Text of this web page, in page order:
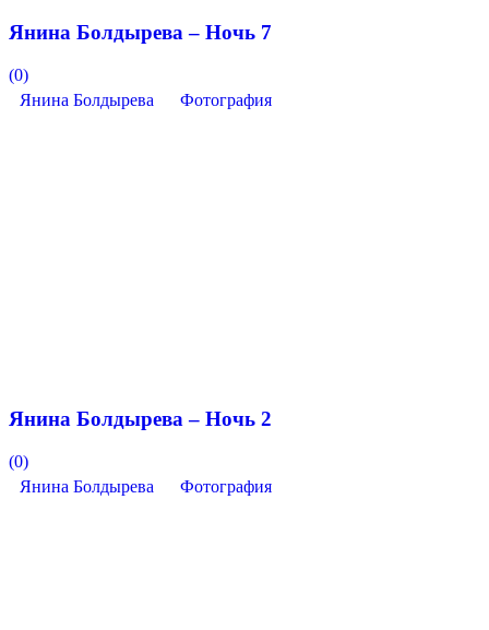
Янина Болдырева – Ночь 7
(0)
Янина Болдырева
Фотография
Янина Болдырева – Ночь 2
(0)
Янина Болдырева
Фотография